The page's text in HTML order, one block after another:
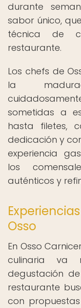
durante
sabor único,
técnica de
restaurante.
Los chefs de
la
sometidas a
hasta filetes,
dedicación y
experiencia
los
auténticos y
Osso
En Osso
culinaria
degustación
restaurante
con